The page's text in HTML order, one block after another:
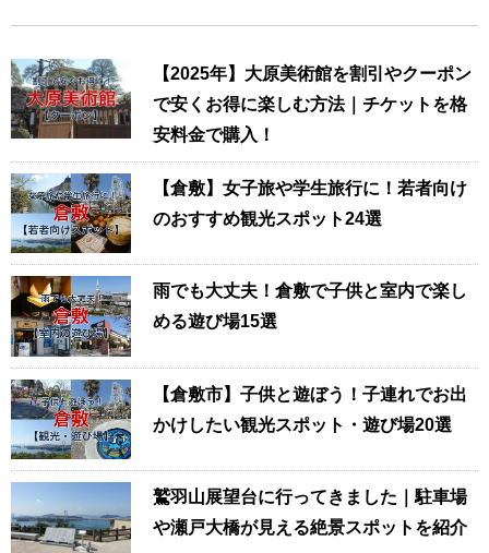
【2025年】大原美術館を割引やクーポン
で安くお得に楽しむ方法｜チケットを格
安料金で購入！
【倉敷】女子旅や学生旅行に！若者向け
のおすすめ観光スポット24選
雨でも大丈夫！倉敷で子供と室内で楽し
める遊び場15選
【倉敷市】子供と遊ぼう！子連れでお出
かけしたい観光スポット・遊び場20選
鷲羽山展望台に行ってきました｜駐車場
や瀬戸大橋が見える絶景スポットを紹介